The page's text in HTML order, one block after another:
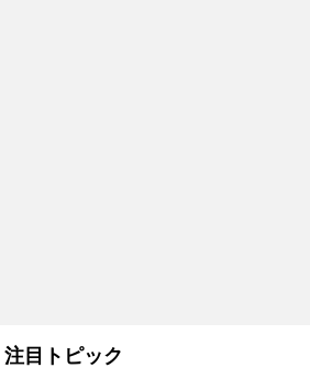
注目トピック